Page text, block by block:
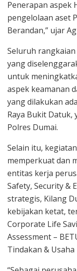
Penerapan aspek
pengelolaan aset
Berandan,” ujar
Seluruh
yang
untuk
aspek keamanan
yang dilakukan
Raya Bukit Datuk,
Polres Dumai.
Selain itu,
memperkuat dan
entitas kerja
Safety, Security &
strategis, Kilang
kebijakan ketat,
Corporate Life
Assessment –
Tindakan & Usaha